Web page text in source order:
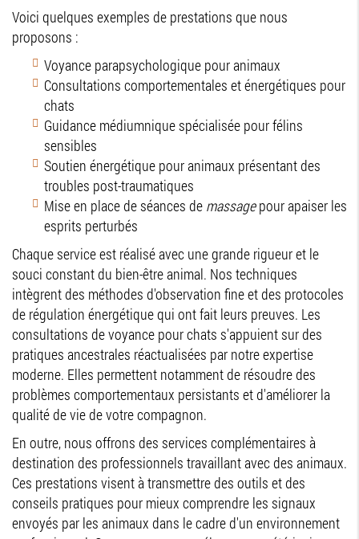
Voici quelques exemples de prestations que nous
proposons :
Voyance parapsychologique pour animaux
Consultations comportementales et énergétiques pour
chats
Guidance médiumnique spécialisée pour félins
sensibles
Soutien énergétique pour animaux présentant des
troubles post-traumatiques
Mise en place de séances de massagepour apaiser les
esprits perturbés
Chaque service est réalisé avec une grande rigueur et le
souci constant du bien-être animal. Nos techniques
intègrent des méthodes d'observation fine et des protocoles
de régulation énergétique qui ont fait leurs preuves. Les
consultations de voyance pour chats s'appuient sur des
pratiques ancestrales réactualisées par notre expertise
moderne. Elles permettent notamment de résoudre des
problèmes comportementaux persistants et d'améliorer la
qualité de vie de votre compagnon.
En outre, nous offrons des services complémentaires à
destination des professionnels travaillant avec des animaux.
Ces prestations visent à transmettre des outils et des
conseils pratiques pour mieux comprendre les signaux
envoyés par les animaux dans le cadre d'un environnement